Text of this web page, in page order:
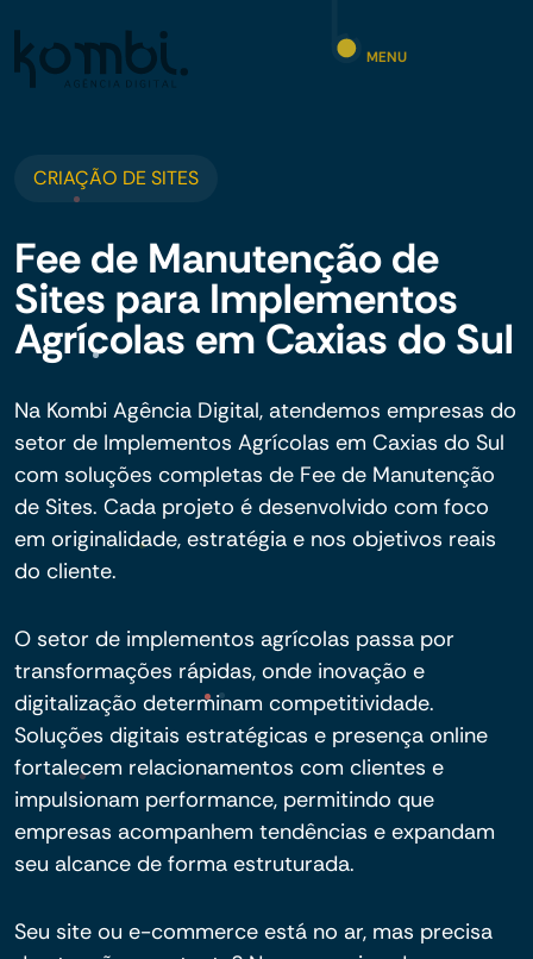
MENU
CRIAÇÃO DE SITES
Fee de Manutenção de
Sites para Implementos
Agrícolas em Caxias do Sul
Na Kombi Agência Digital, atendemos empresas do
setor de Implementos Agrícolas em Caxias do Sul
com soluções completas de Fee de Manutenção
de Sites. Cada projeto é desenvolvido com foco
em originalidade, estratégia e nos objetivos reais
do cliente.
O setor de implementos agrícolas passa por
transformações rápidas, onde inovação e
digitalização determinam competitividade.
Soluções digitais estratégicas e presença online
fortalecem relacionamentos com clientes e
impulsionam performance, permitindo que
empresas acompanhem tendências e expandam
seu alcance de forma estruturada.
Seu site ou e-commerce está no ar, mas precisa